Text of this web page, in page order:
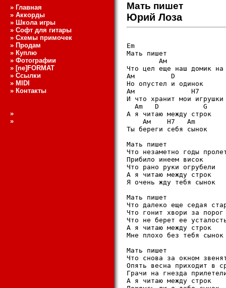
» Главная
» Аккорды
» Школа игры
» Софт для гитары
» Схемы примочек
» Продам
» Куплю
» Фотографии
» [ne]FORMAT
» Ссылки
» MIDI
» Контакты
»
»
Мать пишет
Юрий Лоза
Em
Мать пишет
Что цел еще наш домик на
Ам	   D		 G
Но опустел и одинок
Ам		Н7	    Em
И что хранит мои игрушки
  Am   D     	   G
А я читаю между строк
    Ам	  H7   Am
Ты береги себя сынок
Мать пишет
Что незаметно годы
Прибило инеем висок
Что рано руки огрубели
А я читаю между строк
Я очень жду тебя сынок
Мать пишет
Что далеко еще седая
Что гонит хвори за порог
Что не берет ее
А я читаю между строк
Мне плохо без тебя сынок
Мать пишет
Что снова за окном
Опять весна приходит в
Грачи на гнезда
А я читаю между строк